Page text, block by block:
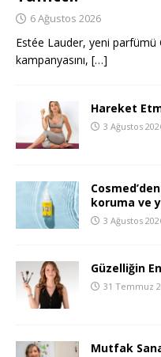
6 Ağustos 2026
Estée Lauder, yeni parfümü
kampanyasını, […]
Hareket
3 Ağustos
koruma ve
3 Ağustos
Güzelliğin
31 Temmuz
Mutfak